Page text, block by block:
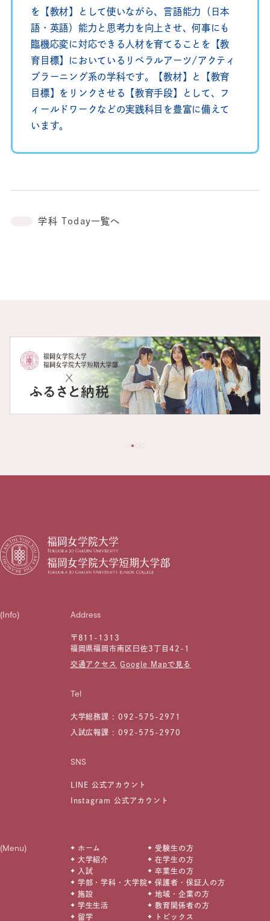
を【教材】として使いながら、言語能力（日本
語・英語）能力と思考力を向上させ、何事にも
臨機応変に対応できる人材を育てることを【教
育目標】においているリベラルアーツ/アクティ
ブラーニング系の学科です。【教材】と【教育
目標】をリンクさせる【教育手段】として、フ
ィールドワークなどの実践科目を豊富に備えて
います。
学科 Today一覧へ
(Info) Address
〒811-1313
福岡県福岡市南区曰佐3丁目42-1
交通アクセス Google Mapで見る
Tel
大学総務課 :092-575-2971
入試広報課 :092-575-2970
SNS
LINE 公式アカウント
Instagram 公式アカウント
(Menu)
ホーム
大学紹介
入試
学部・学科・大学院
施設
学生生活
留学
受験生の方
在学生の方
卒業生の方
保護者・保証人の方
地域・企業の方
教育関係者の方
トピックス